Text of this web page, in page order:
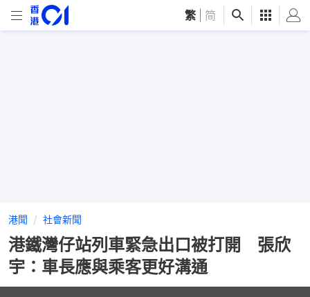
繁 简
港聞 社會新聞
港鐵灣仔站列車緊急出口被打開 張欣
宇：車長應與乘客更好溝通